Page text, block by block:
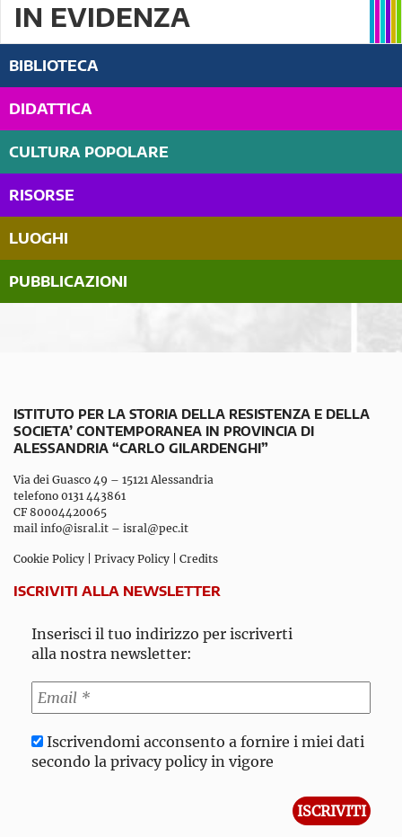
IN EVIDENZA
BIBLIOTECA
DIDATTICA
CULTURA POPOLARE
RISORSE
LUOGHI
PUBBLICAZIONI
ISTITUTO PER LA STORIA DELLA RESISTENZA E DELLA
SOCIETA’ CONTEMPORANEA IN PROVINCIA DI
ALESSANDRIA “CARLO GILARDENGHI”
Via dei Guasco 49 – 15121 Alessandria
telefono 0131 443861
CF 80004420065
mail info@isral.it – isral@pec.it
Cookie Policy Privacy Policy Credits
ISCRIVITI ALLA NEWSLETTER
Inserisci il tuo indirizzo per iscriverti
alla nostra newsletter:
Iscrivendomi acconsento a fornire i miei dati
secondo la privacy policy in vigore